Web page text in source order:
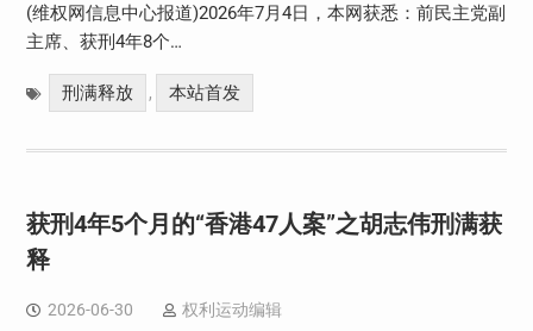
(维权网信息中心报道)2026年7月4日，本网获悉：前民主党副
主席、获刑4年8个…
刑满释放 , 本站首发
获刑4年5个月的“香港47人案”之胡志伟刑满获
释
2026-06-30 权利运动编辑